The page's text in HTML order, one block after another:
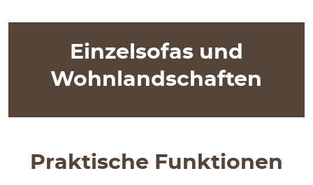
Einzelsofas und
Wohnlandschaften
Praktische Funktionen